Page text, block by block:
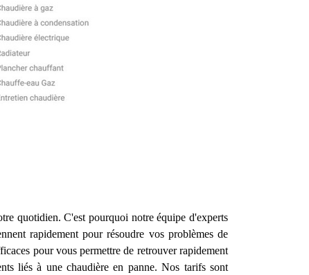
quotidien. C'est pourquoi notre équipe d'experts
rapidement pour résoudre vos problèmes de
pour vous permettre de retrouver rapidement
liés à une chaudière en panne. Nos tarifs sont